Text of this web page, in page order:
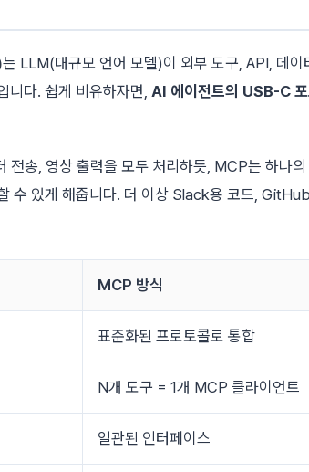
는 LLM(대규모 언어 모델)이 외부 도구, API, 데이
니다. 쉽게 비유하자면, AI 에이전트의 USB-C
전송, 영상 출력을 모두 처리하듯, MCP는 하나
수 있게 해줍니다. 더 이상 Slack용 코드,
MCP 방식
표준화된 프로토콜로 통합
N개 도구 = 1개 MCP 클라이언트
일관된 인터페이스